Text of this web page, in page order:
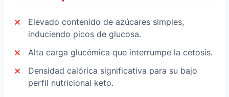
Elevado contenido de azúcares simples,
induciendo picos de glucosa.
Alta carga glucémica que interrumpe la cetosis.
Densidad calórica significativa para su bajo
perfil nutricional keto.